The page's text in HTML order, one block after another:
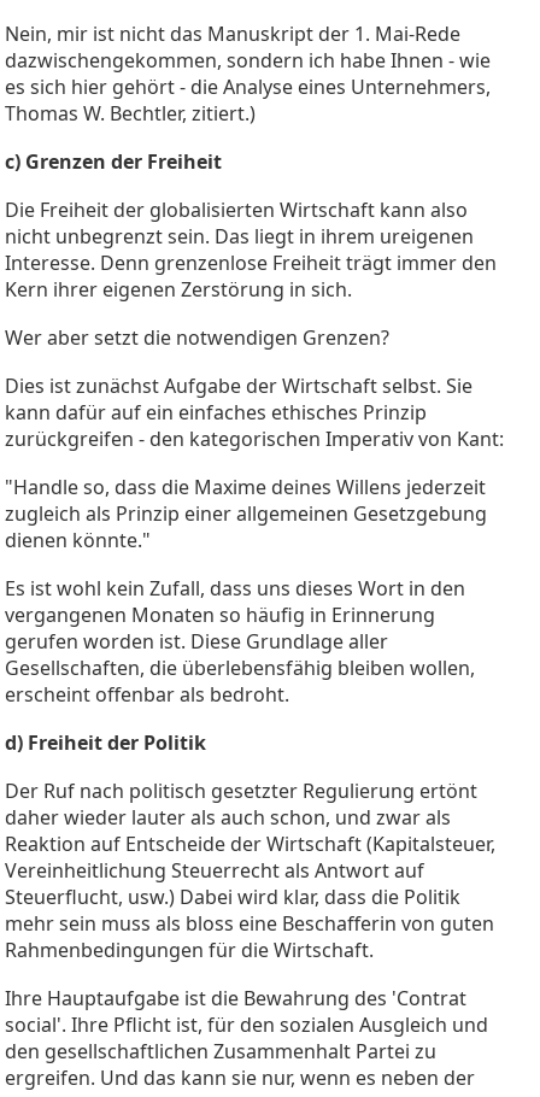
Nein, mir ist nicht das Manuskript der 1. Mai-Rede
dazwischengekommen, sondern ich habe Ihnen - wie
es sich hier gehört - die Analyse eines Unternehmers,
Thomas W. Bechtler, zitiert.)
c) Grenzen der Freiheit
Die Freiheit der globalisierten Wirtschaft kann also
nicht unbegrenzt sein. Das liegt in ihrem ureigenen
Interesse. Denn grenzenlose Freiheit trägt immer den
Kern ihrer eigenen Zerstörung in sich.
Wer aber setzt die notwendigen Grenzen?
Dies ist zunächst Aufgabe der Wirtschaft selbst. Sie
kann dafür auf ein einfaches ethisches Prinzip
zurückgreifen - den kategorischen Imperativ von Kant:
"Handle so, dass die Maxime deines Willens jederzeit
zugleich als Prinzip einer allgemeinen Gesetzgebung
dienen könnte."
Es ist wohl kein Zufall, dass uns dieses Wort in den
vergangenen Monaten so häufig in Erinnerung
gerufen worden ist. Diese Grundlage aller
Gesellschaften, die überlebensfähig bleiben wollen,
erscheint offenbar als bedroht.
d) Freiheit der Politik
Der Ruf nach politisch gesetzter Regulierung ertönt
daher wieder lauter als auch schon, und zwar als
Reaktion auf Entscheide der Wirtschaft (Kapitalsteuer,
Vereinheitlichung Steuerrecht als Antwort auf
Steuerflucht, usw.) Dabei wird klar, dass die Politik
mehr sein muss als bloss eine Beschafferin von guten
Rahmenbedingungen für die Wirtschaft.
Ihre Hauptaufgabe ist die Bewahrung des 'Contrat
social'. Ihre Pflicht ist, für den sozialen Ausgleich und
den gesellschaftlichen Zusammenhalt Partei zu
ergreifen. Und das kann sie nur, wenn es neben der